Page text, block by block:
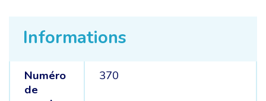
Informations
Numéro
de
370